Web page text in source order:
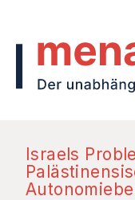
Israels